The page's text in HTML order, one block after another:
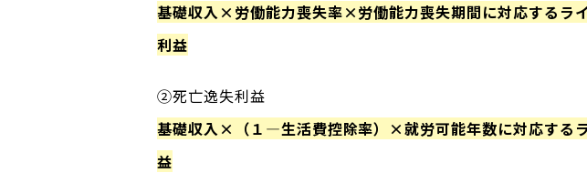
基礎収入×労働能力喪失率×労働能力喪失期間に対応するラ
利益
②死亡逸失利益
基礎収入×（１―生活費控除率）×就労可能年数に対応する
益